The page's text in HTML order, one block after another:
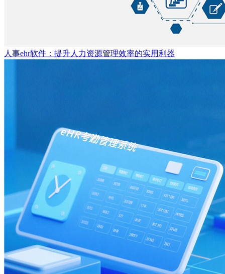
人事ehr软件：提升人力资源管理效率的实用利器